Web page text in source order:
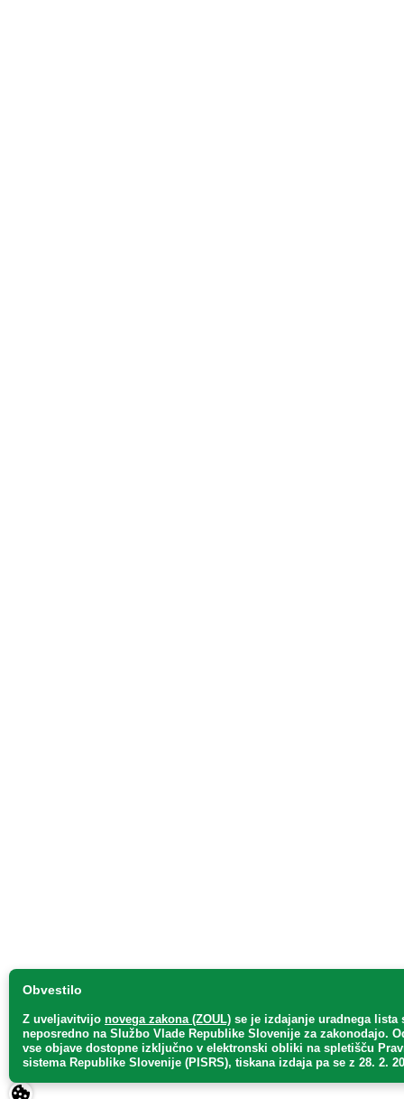
Obvestilo
Z uveljavitvijo novega zakona (ZOUL) se je izdajanje uradnega lista
neposredno na Službo Vlade Republike Slovenije za zakonodajo.
vse objave dostopne izključno v elektronski obliki na spletišču
sistema Republike Slovenije (PISRS), tiskana izdaja pa se z 28. 2.